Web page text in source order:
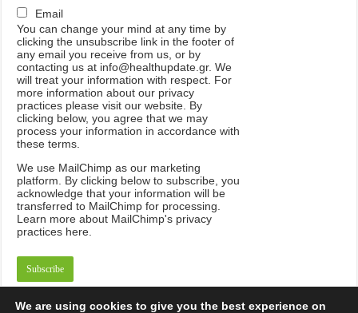
Email
You can change your mind at any time by
clicking the unsubscribe link in the footer of
any email you receive from us, or by
contacting us at info@healthupdate.gr. We
will treat your information with respect. For
more information about our privacy
practices please visit our website. By
clicking below, you agree that we may
process your information in accordance with
these terms.
We use MailChimp as our marketing
platform. By clicking below to subscribe,you
acknowledge that your information will be
transferred to MailChimp for processing.
Learn more about MailChimp's privacy
practices here.
We are using cookies to give you the best experience on